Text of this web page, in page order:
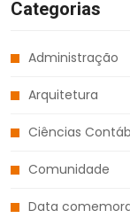
Categorias
Administração
Arquitetura
Ciências
Comunidade
Data